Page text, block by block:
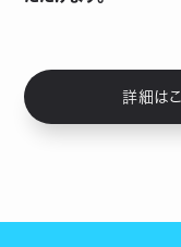
詳細は